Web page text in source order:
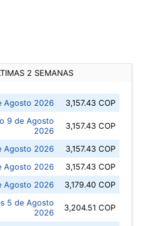
2 SEMANAS
Agosto 2026
3,157.43 COP
9 de Agosto
2026
3,157.43 COP
Agosto 2026
3,157.43 COP
Agosto 2026
3,157.43 COP
Agosto 2026
3,179.40 COP
5 de Agosto
2026
3,204.51 COP